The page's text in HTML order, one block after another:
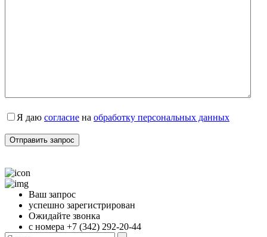
Я даю согласие на обработку персональных данных
Ваш запрос
успешно зарегистрирован
Ожидайте звонка
с номера +7 (342) 292-20-44